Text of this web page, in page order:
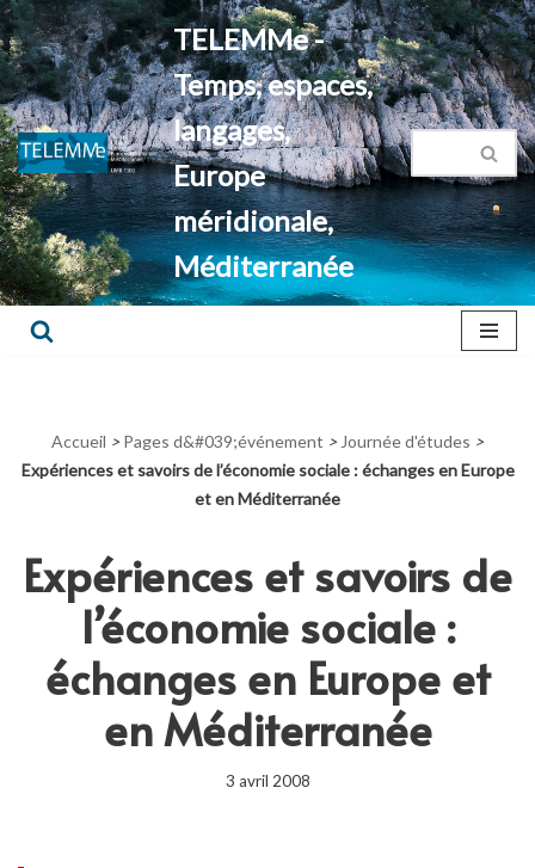
Aller
au
contenu
TELEMMe -
Temps, espaces,
langages,
Europe
méridionale,
Méditerranée
Accueil > Pages d&#039;événement > Journée d'études >
Expériences et savoirs de l’économie sociale : échanges en Europe
et en Méditerranée
Expériences et savoirs de
l’économie sociale :
échanges en Europe et
en Méditerranée
3 avril 2008